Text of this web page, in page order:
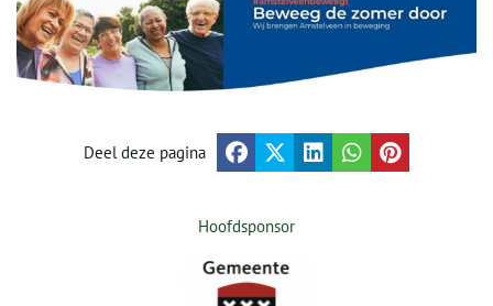
Deel deze pagina
Hoofdsponsor